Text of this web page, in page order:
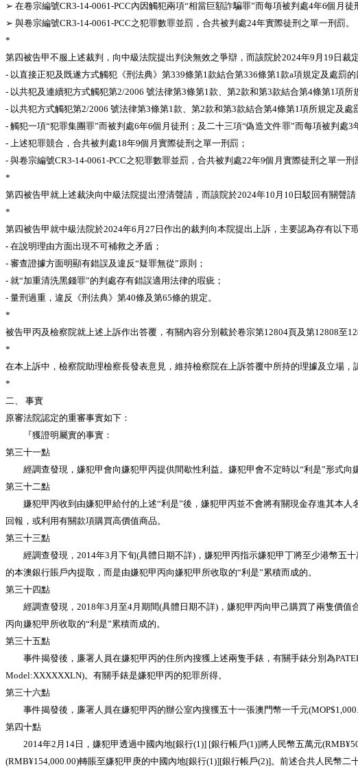
➢ 在卷宗編號CR3-14-0061-PCC內因觸犯兩項“相當巨額詐騙罪”而每項被判處4年6個月
➢ 與卷宗編號CR3-14-0061-PCC之犯罪數罪並罰，合共被判處24年實際徒刑之單一刑罰。
*
第四被告甲不服上述裁判，向中級法院提出判決無效之爭辯，而該院於2024年9月19日裁
- 以直接正犯及既遂方式觸犯《刑法典》第339條第1款結合第336條第1款a項規定及處罰
- 以共犯及連續犯方式觸犯第2/2006 號法律第3條第1款、第2款和第3款結合第4條第1項
- 以共犯方式觸犯第2/2006 號法律第3條第1款、第2款和第3款結合第4條第1項所規定及
- 觸犯一項“犯罪集團罪”而被判處6年6個月徒刑；及二十三項“偽造文件罪”而每項被判處3
- 上述犯罪競合，合共被判處18年9個月實際徒刑之單一刑罰；
- 與卷宗編號CR3-14-0061-PCC之犯罪數罪並罰，合共被判處22年9個月實際徒刑之單一刑
*
第四被告甲就上述裁決向中級法院提出澄清聲請，而該院於2024年10月10日駁回有關聲請
*
第四被告甲就中級法院於2024年6月27日作出的裁判向本院提出上訴，主要認為存有以下
- 在說明理由方面出現不可補救之矛盾；
- 審查證據方面明顯有錯誤及違反“疑罪無從”原則；
- 就“加重清洗黑錢罪”的判處存有錯誤適用法律的瑕疵；
- 量刑過重，違反《刑法典》第40條及第65條的規定。
*
被告甲丙及檢察院就上述上訴作出答覆，有關內容分別載於卷宗第12804頁及第12808至
*
在本上訴中，檢察院助理檢察長發表意見，維持檢察院在上訴答覆中所持的理據及立場，
*
二、 事實
原審法院認定的重審事實如下：
『獲證明屬實的事實：
第三十一點
經調查發現，嫌犯甲會向嫌犯甲丙提供間歇性利益。嫌犯甲會不定時以“利是”形式向
第三十二點
嫌犯甲丙收到由嫌犯甲給付的上述“利是”後，嫌犯甲丙並不會將有關現金存進其本人
回報，或利用有關款項購買高價值商品。
第三十三點
經調查發現，2014年3月下旬(具體日期不詳)，嫌犯甲丙指示嫌犯甲丁將至少港幣五十
的本澳銀行賬戶內提取，而是由嫌犯甲丙向嫌犯甲所收取的“利是”累積而成的。
第三十四點
經調查發現，2018年3月至4月期間(具體日期不詳)，嫌犯甲丙向甲己購買了兩隻價值
丙向嫌犯甲所收取的“利是”累積而成的。
第三十五點
事件揭發後，廉署人員在嫌犯甲丙的住所內搜獲上述兩隻手錶，有關手錶分別為
Model:XXXXXXLN)。有關手錶是嫌犯甲丙的犯罪所得。
第三十六點
事件揭發後，廉署人員在嫌犯甲丙的辦公室內搜獲五十一張澳門幣一千元
第四十點
2014年2月14日，嫌犯甲透過中國內地[銀行(1)] [銀行帳戶(1)]將人民幣五萬元
(RMB¥154,000.00)轉賬至嫌犯甲庚的中國內地[銀行(1)][銀行帳戶(2)]。前述合共人民幣